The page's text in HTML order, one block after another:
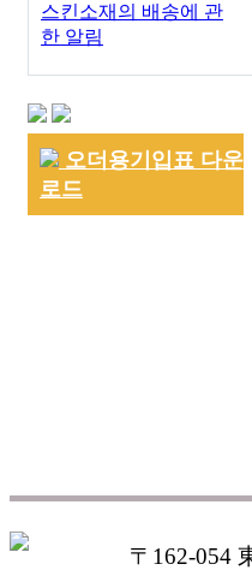
스킨소재의 배송에 관
한 알림
오더용기입표 다운
로드
〒162-054